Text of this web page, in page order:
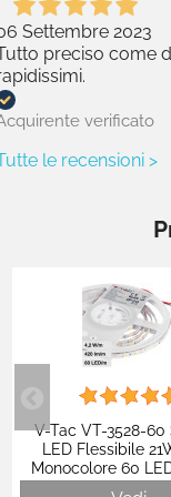
Settembre 2023
preciso come
verificato
le recensioni >
V-Tac VT-3528-60
LED Flessibile
Monocolore 60
12V - Bobina da 5